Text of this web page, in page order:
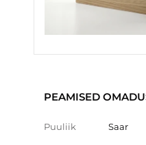
PEAMISED
Puuliik Saar